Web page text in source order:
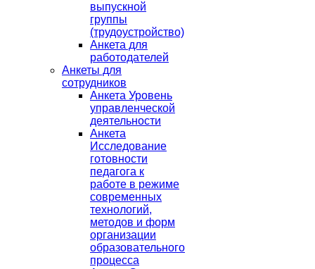
выпускной
группы
(трудоустройство)
Анкета для
работодателей
Анкеты для
сотрудников
Анкета Уровень
управленческой
деятельности
Анкета
Исследование
готовности
педагога к
работе в режиме
современных
технологий,
методов и форм
организации
образовательного
процесса